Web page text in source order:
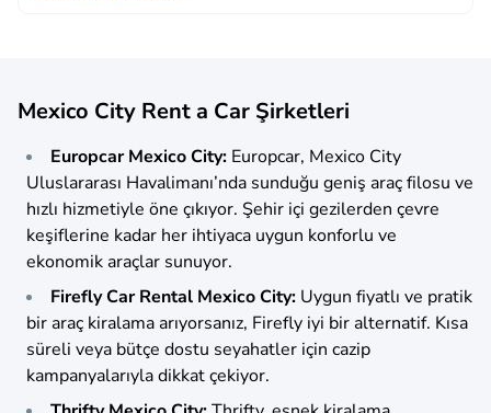
Mexico City Rent a Car Şirketleri
Europcar Mexico City: Europcar, Mexico City
Uluslararası Havalimanı’nda sunduğu geniş araç filosu ve
hızlı hizmetiyle öne çıkıyor. Şehir içi gezilerden çevre
keşiflerine kadar her ihtiyaca uygun konforlu ve
ekonomik araçlar sunuyor.
Firefly Car Rental Mexico City: Uygun fiyatlı ve pratik
bir araç kiralama arıyorsanız, Firefly iyi bir alternatif. Kısa
süreli veya bütçe dostu seyahatler için cazip
kampanyalarıyla dikkat çekiyor.